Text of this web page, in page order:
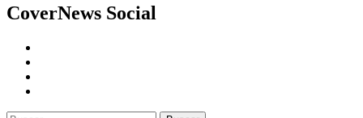
CoverNews Social